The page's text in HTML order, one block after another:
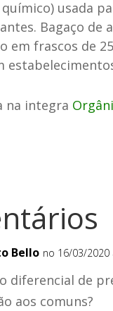
usada
Bagaço de
em frascos de
na integra
Bello no 16/03/2020
diferencial de
aos comuns?